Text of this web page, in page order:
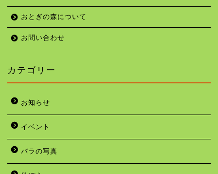
おとぎの森について
お問い合わせ
カテゴリー
お知らせ
イベント
バラの写真